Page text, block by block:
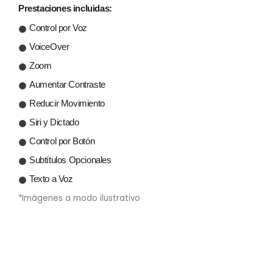
Prestaciones incluidas:
Control por Voz
VoiceOver
Zoom
Aumentar Contraste
Reducir Movimiento
Siri y Dictado
Control por Botón
Subtítulos Opcionales
Texto a Voz
*Imágenes a modo ilustrativo